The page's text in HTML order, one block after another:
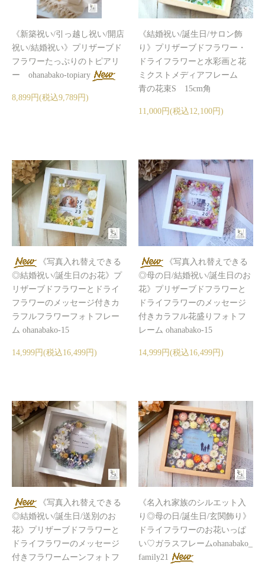
《新築祝い/引っ越し祝い/開店
祝い/結婚祝い》プリザーブド
フラワーたっぷりのトピアリ
ー ohanabako-topiary
8,899円(税込9,789円)
《結婚祝い/誕生日/サロン飾
り》プリザーブドフラワー・
ドライフラワーと水彩画と花
ミクストメディアフレーム
青の花束S 15cm角
11,000円(税込12,100円)
《写真入れ替えできる
◎結婚祝い/誕生日のお花》プ
リザーブドフラワーとドライ
フラワーのメッセージ付きカ
ラフルフラワーフォトフレー
ム ohanabako-15
14,999円(税込16,499円)
《写真入れ替えできる
◎母の日/結婚祝い/誕生日のお
花》プリザーブドフラワーと
ドライフラワーのメッセージ
付きカラフル花盛りフォトフ
レーム ohanabako-15
14,999円(税込16,499円)
《写真入れ替えできる
◎結婚祝い/誕生日/送別のお
花》プリザーブドフラワーと
ドライフラワーのメッセージ
付きフラワームーンフォトフ
《名入れ家族のシルエット入
り◎母の日/誕生日/玄関飾り》
ドライフラワーのお花いっぱ
い♡ガラスフレームohanabako_
family21